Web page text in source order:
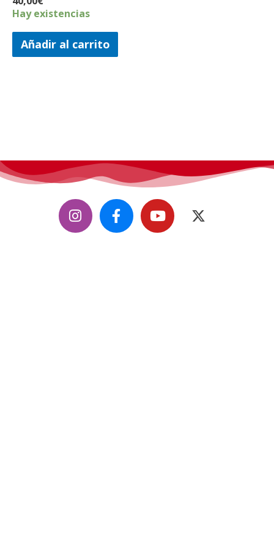
Hay existencias
Añadir al carrito